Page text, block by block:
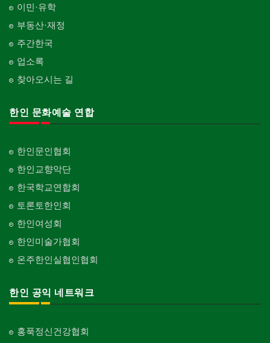
이민·유학
부동산·재정
주간한국
업소록
찾아오시는 길
한인 문화예술 연합
한인문인협회
한인교향악단
한국학교연합회
토론토한인회
한인여성회
한인미술가협회
온주한인실협인협회
한인 공익 네트워크
홍푹정신건강협회